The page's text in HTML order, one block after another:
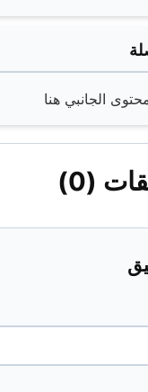
الجانبي هنا
(0)